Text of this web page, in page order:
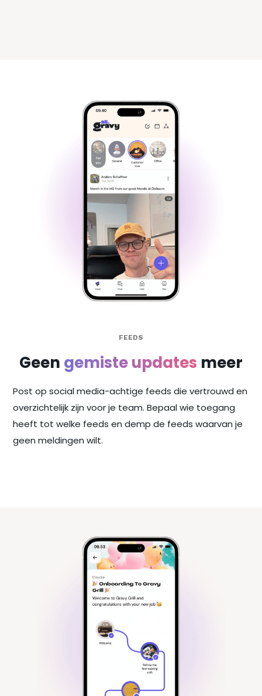
FEEDS
Geen gemiste updates meer
Post op social media-achtige feeds die vertrouwd en
overzichtelijk zijn voor je team. Bepaal wie toegang
heeft tot welke feeds en demp de feeds waarvan je
geen meldingen wilt.